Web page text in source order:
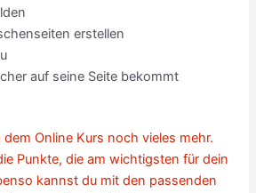
erstellen
auf seine Seite bekommt
Online Kurs noch vieles mehr.
Punkte, die am wichtigsten für dein
kannst du mit den passenden